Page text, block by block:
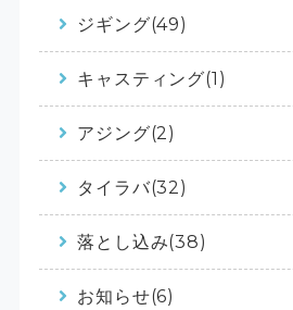
ジギング(49)
キャスティング(1)
アジング(2)
タイラバ(32)
落とし込み(38)
お知らせ(6)